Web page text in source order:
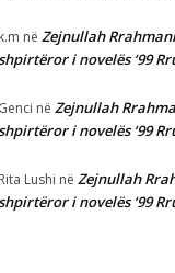
në Zejnullah
i novelës ‘99
në Zejnullah
i novelës ‘99
Lushi në Zejnullah
i novelës ‘99